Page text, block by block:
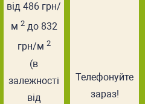
Телефонуйте
зараз!
від 486 грн/
м 2до 832
грн/м 2
(в
залежності
від